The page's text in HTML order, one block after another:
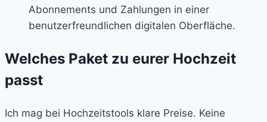
Welches Paket zu eurer Hochzeit
passt
Ich mag bei Hochzeitstools klare Preise. Keine